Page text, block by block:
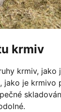
krmiv
krmiv,
jako je